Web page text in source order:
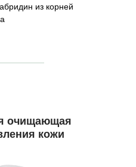
из корней
очищающая
кожи